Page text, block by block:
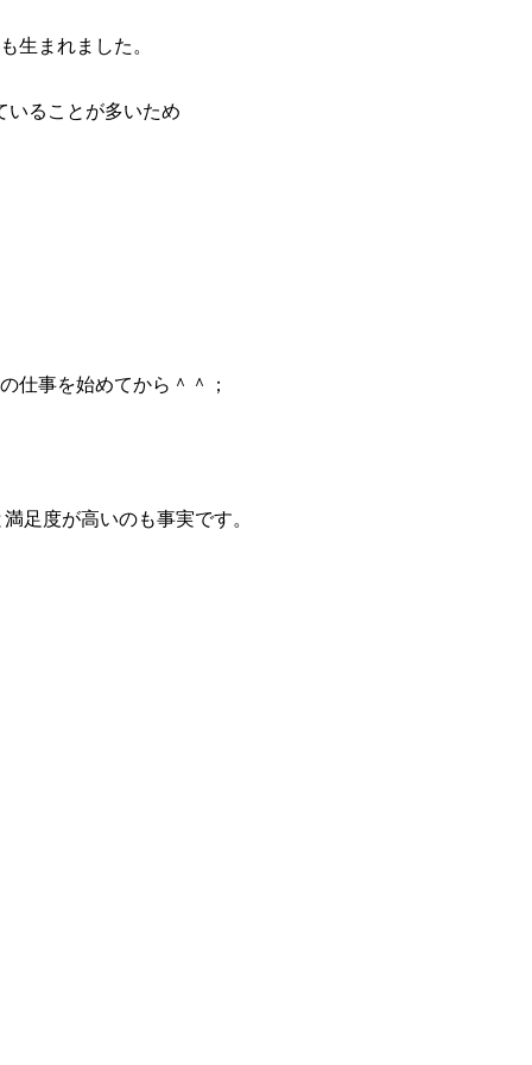
生まれました。
いることが多いため
仕事を始めてから＾＾；
足度が高いのも事実です。